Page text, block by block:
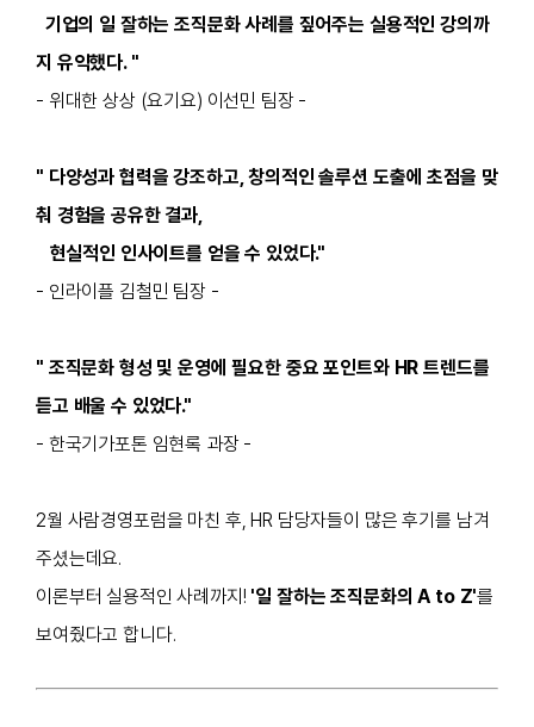
기업의 일 잘하는 조직문화 사례를 짚어주는 실용적인 강의까
지 유익했다. "
- 위대한 상상 (요기요) 이선민 팀장 -
" 다양성과 협력을 강조하고, 창의적인 솔루션 도출에 초점을 맞
춰 경험을 공유한 결과,
현실적인 인사이트를 얻을 수 있었다."
- 인라이플 김철민 팀장 -
" 조직문화 형성 및 운영에 필요한 중요 포인트와 HR 트렌드를
듣고 배울 수 있었다."
- 한국기가포톤 임현록 과장 -
2월 사람경영포럼을 마친 후, HR 담당자들이 많은 후기를 남겨
주셨는데요.
이론부터 실용적인 사례까지! '일 잘하는 조직문화의 A to Z'를
보여줬다고 합니다.